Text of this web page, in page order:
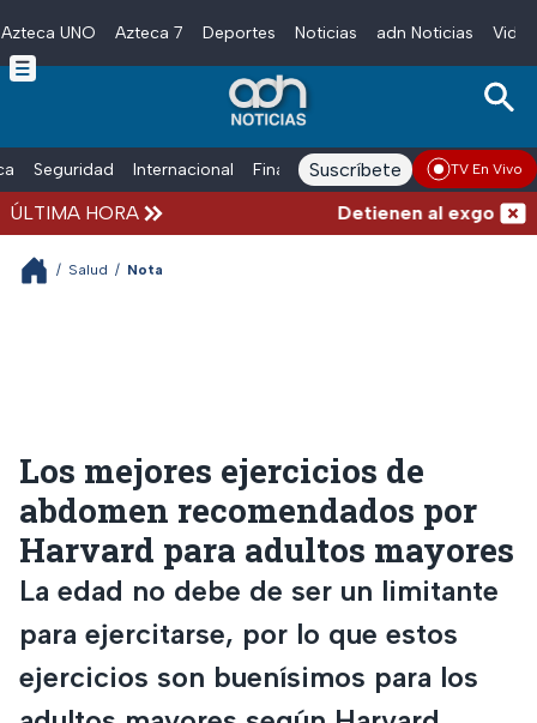
Skip to main content
Azteca UNO Azteca 7 Deportes Noticias adn Noticias
Seguridad Internacional Finanzas adn Noticias Radio
Suscríbete TV En Vivo
ÚLTIMA HORA Detienen al
/ Salud / Nota
Los mejores ejercicios de
abdomen recomendados por
Harvard para adultos mayores
La edad no debe de ser un limitante
para ejercitarse, por lo que estos
ejercicios son buenísimos para los